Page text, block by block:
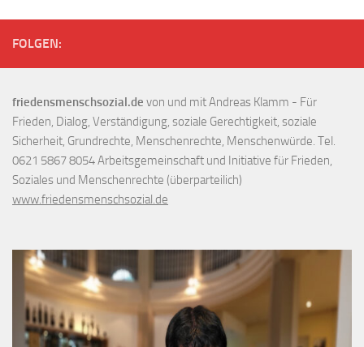
FOLGEN:
friedensmenschsozial.de von und mit Andreas Klamm - Für
Frieden, Dialog, Verständigung, soziale Gerechtigkeit, soziale
Sicherheit, Grundrechte, Menschenrechte, Menschenwürde. Tel.
0621 5867 8054 Arbeitsgemeinschaft und Initiative für Frieden,
Soziales und Menschenrechte (überparteilich)
www.friedensmenschsozial.de